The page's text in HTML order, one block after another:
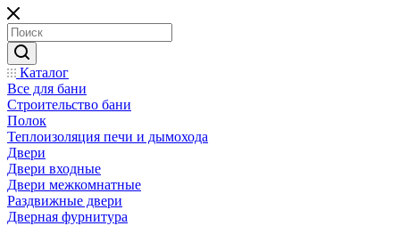
Каталог
Все для бани
Строительство бани
Полок
Теплоизоляция печи и дымохода
Двери
Двери входные
Двери межкомнатные
Раздвижные двери
Дверная фурнитура